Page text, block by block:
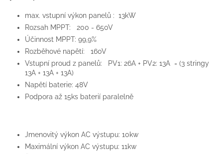
max. vstupní výkon panelů : 13kW
Rozsah MPPT: 200 - 650V
Účinnost MPPT: 99,9%
Rozběhové napětí: 160V
Vstupní proud z panelů: PV1: 26A + PV2: 13A = (3 stringy
13A + 13A + 13A)
Napětí baterie: 48V
Podpora až 15ks baterií paralelně
Jmenovitý výkon AC výstupu: 10kw
Maximální výkon AC výstupu: 11kw